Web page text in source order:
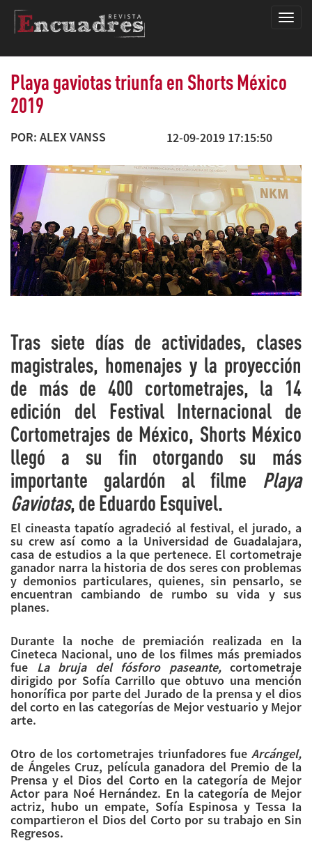
Playa gaviotas triunfa en Shorts México
2019
POR: ALEX VANSS 12-09-2019 17:15:50
Tras siete días de actividades, clases
magistrales, homenajes y la proyección
de más de 400 cortometrajes, la 14
edición del Festival Internacional de
Cortometrajes de México, Shorts México
llegó a su fin otorgando su más
importante galardón al filme Playa
Gaviotas, de Eduardo Esquivel.
El cineasta tapatío agradeció al festival, el jurado, a
su crew así como a la Universidad de Guadalajara,
casa de estudios a la que pertenece. El cortometraje
ganador narra la historia de dos seres con problemas
y demonios particulares, quienes, sin pensarlo, se
encuentran cambiando de rumbo su vida y sus
planes.
Durante la noche de premiación realizada en la
Cineteca Nacional, uno de los filmes más premiados
fue La bruja del fósforo paseante,cortometraje
dirigido por Sofía Carrillo que obtuvo una mención
honorífica por parte del Jurado de la prensa y el dios
del corto en las categorías de Mejor vestuario y Mejor
arte.
Otro de los cortometrajes triunfadores fue Arcángel,
de Ángeles Cruz, película ganadora del Premio de la
Prensa y el Dios del Corto en la categoría de Mejor
Actor para Noé Hernández. En la categoría de Mejor
actriz, hubo un empate, Sofía Espinosa y Tessa Ia
compartieron el Dios del Corto por su trabajo en Sin
Regresos.